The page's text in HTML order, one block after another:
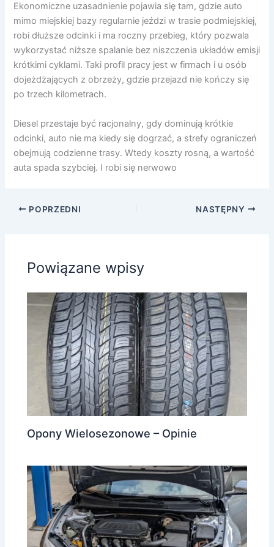
Ekonomiczne uzasadnienie pojawia się tam, gdzie auto
mimo miejskiej bazy regularnie jeździ w trasie podmiejskiej,
robi dłuższe odcinki i ma roczny przebieg, który pozwala
wykorzystać niższe spalanie bez niszczenia układów emisji
krótkimi cyklami. Taki profil pracy jest w firmach i u osób
dojeżdżających z obrzeży, gdzie przejazd nie kończy się
po trzech kilometrach.
Diesel przestaje być racjonalny, gdy dominują krótkie
odcinki, auto nie ma kiedy się dogrzać, a strefy ograniczeń
obejmują codzienne trasy. Wtedy koszty rosną, a wartość
auta spada szybciej. I robi się nerwowo
POPRZEDNI NASTĘPNY
Powiązane wpisy
Opony Wielosezonowe – Opinie